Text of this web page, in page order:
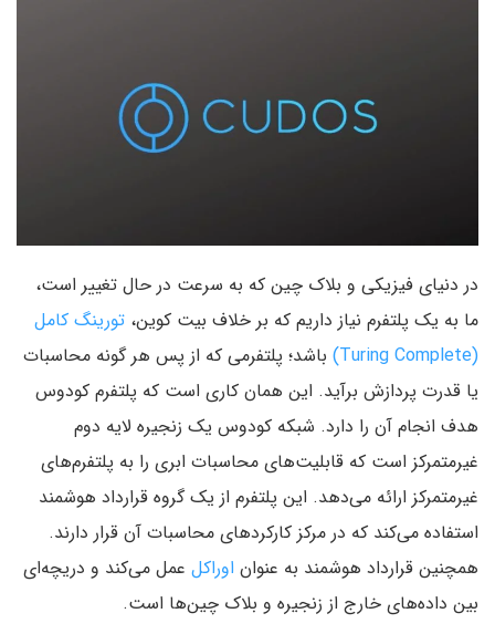
در دنیای فیزیکی و بلاک چین که به سرعت در حال تغییر است،
ما به یک پلتفرم نیاز داریم که بر خلاف بیت کوین، تورینگ کامل
(Turing Complete)
باشد؛ پلتفرمی که از پس هر گونه محاسبات
یا قدرت پردازش برآید. این همان کاری است که پلتفرم کودوس
هدف انجام آن را دارد. شبکه کودوس یک زنجیره لایه دوم
غیرمتمرکز است که قابلیت‌های محاسبات ابری را به پلتفرم‌های
غیرمتمرکز ارائه می‌دهد. این پلتفرم از یک گروه قرارداد هوشمند
استفاده می‌کند که در مرکز کارکردهای محاسبات آن قرار دارند.
همچنین قرارداد هوشمند به عنوان اوراکل عمل می‌کند و دریچه‌ای
بین داده‌های خارج از زنجیره و بلاک چین‌ها است.